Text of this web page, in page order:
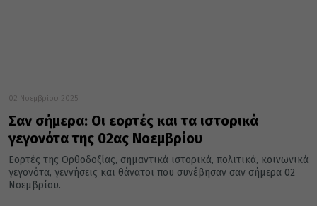
02 Νοεμβρίου 2025
Σαν σήμερα: Οι εορτές και τα ιστορικά
γεγονότα της 02ας Νοεμβρίου
Εορτές της Ορθοδοξίας, σημαντικά ιστορικά, πολιτικά, κοινωνικά
γεγονότα, γεννήσεις και θάνατοι που συνέβησαν σαν σήμερα 02
Νοεμβρίου.